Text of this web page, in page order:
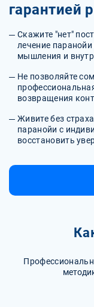
гарантией
Скажите "нет"
лечение
мышления и
Не позволяйте
возвращения
Живите без
паранойи с
восстановить